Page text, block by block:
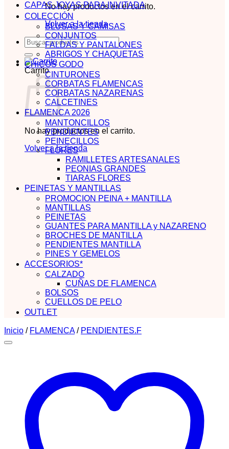
No hay productos en el carrito.
Volver a la tienda
Buscar
por:
Carrito
No hay productos en el carrito.
Volver a la tienda
CAPAS JOYAS PARA INVITADA
COLECCIÓN
BLUSAS Y CAMISAS
CONJUNTOS
FALDAS Y PANTALONES
ABRIGOS Y CHAQUETAS
CHICOS GODO
CINTURONES
CORBATAS FLAMENCAS
CORBATAS NAZARENAS
CALCETINES
FLAMENCA 2026
MANTONCILLOS
PENDIENTES
PEINECILLOS
FLORES
RAMILLETES ARTESANALES
PEONIAS GRANDES
TIARAS FLORES
PEINETAS Y MANTILLAS
PROMOCION PEINA + MANTILLA
MANTILLAS
PEINETAS
GUANTES PARA MANTILLA y NAZARENO
BROCHES DE MANTILLA
PENDIENTES MANTILLA
PINES Y GEMELOS
ACCESORIOS*
CALZADO
CUÑAS DE FLAMENCA
BOLSOS
CUELLOS DE PELO
OUTLET
Inicio / FLAMENCA / PENDIENTES.F